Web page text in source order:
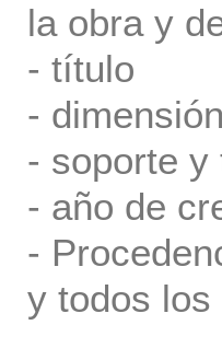
la obra y
- título
-
- soporte y
- año de
-
y todos los